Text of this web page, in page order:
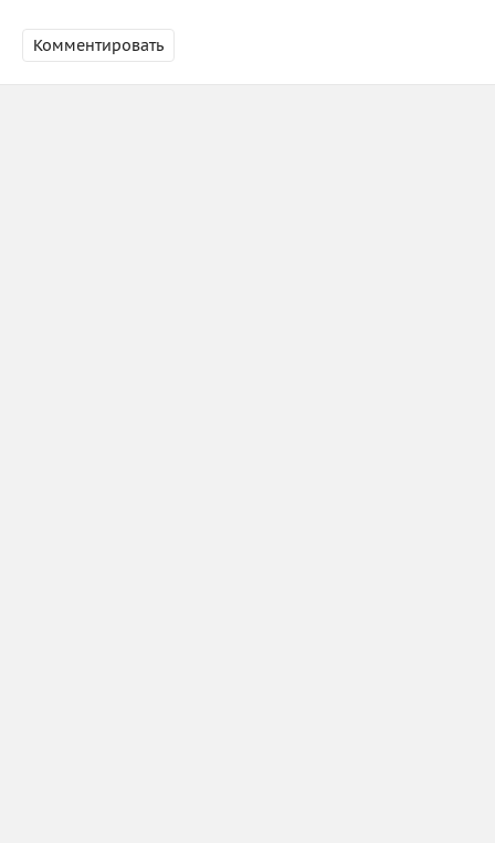
Комментировать